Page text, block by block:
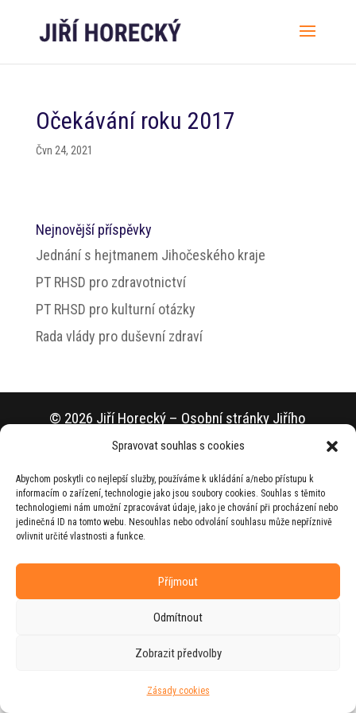
Spravovat souhlas s cookies
Abychom poskytli co nejlepší služby, používáme k ukládání a/nebo přístupu k
informacím o zařízení, technologie jako jsou soubory cookies. Souhlas s těmito
technologiemi nám umožní zpracovávat údaje, jako je chování při procházení nebo
jedinečná ID na tomto webu. Nesouhlas nebo odvolání souhlasu může nepříznivě
ovlivnit určité vlastnosti a funkce.
Příjmout
Odmítnout
Zobrazit předvolby
Zásady cookies
Očekávání roku 2017
Čvn 24, 2021
Nejnovější příspěvky
Jednání s hejtmanem Jihočeského kraje
PT RHSD pro zdravotnictví
PT RHSD pro kulturní otázky
Rada vlády pro duševní zdraví
© 2026 Jiří Horecký – Osobní stránky Jiřího
Horeckého
agenturouZEST BRAND.